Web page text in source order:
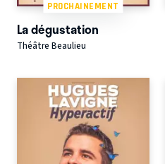
PROCHAINEMENT
La dégustation
Théâtre Beaulieu